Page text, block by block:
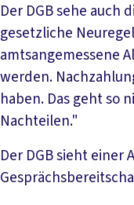
Der DGB sehe
gesetzliche
amtsangemessene
werden.
haben. Das geht so
Nachteilen."
Der DGB sieht